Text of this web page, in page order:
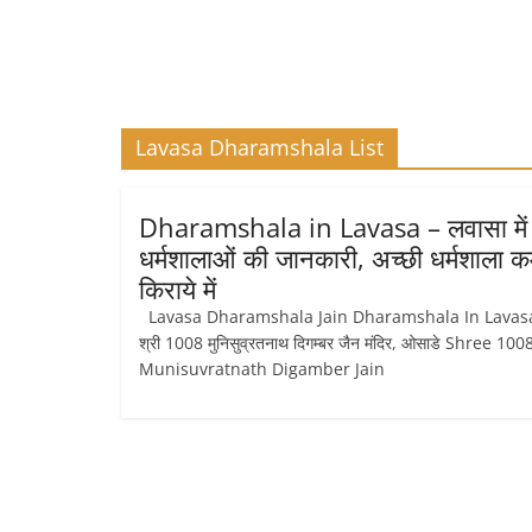
Lavasa Dharamshala List
Dharamshala in Lavasa – लवासा में
धर्मशालाओं की जानकारी, अच्छी धर्मशाला
किराये में
Lavasa Dharamshala Jain Dharamshala In
श्री 1008 मुनिसुव्रतनाथ दिगम्बर जैन मंदिर, ओसाडे Shree
Munisuvratnath Digamber Jain